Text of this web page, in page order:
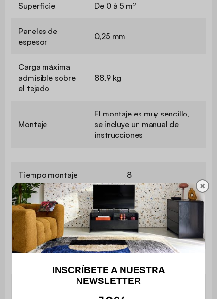
Superficie De 0 à 5 m²
Paneles de
espesor
0,25 mm
Carga máxima
admisible sobre
el tejado
88,9 kg
Montaje
El montaje es muy sencillo,
se incluye un manual de
instrucciones
Tiempo montaje 8
Utilización Exterior
Uso
Uso doméstico
solamente
Exterior en general
(incluido el voladizo del
✖